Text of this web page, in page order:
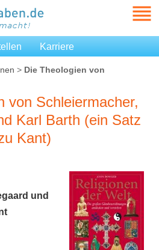
Karriere
> Die Theologien von
von Schleiermacher,
Karl Barth (ein Satz
Kant)
und